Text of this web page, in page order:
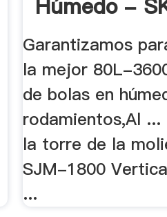
Húmedo -
Garantizamos
la mejor 80L-
de bolas en
rodamientos,Al
la torre de la
SJM-1800
...